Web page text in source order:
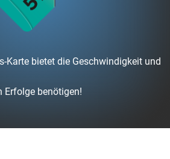
Karte bietet die Geschwindigkeit und
Erfolge benötigen!